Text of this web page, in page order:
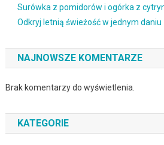
Surówka z pomidorów i ogórka z
Odkryj letnią świeżość w jednym daniu
NAJNOWSZE KOMENTARZE
Brak komentarzy do wyświetlenia.
KATEGORIE